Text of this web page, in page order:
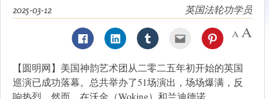
英国法轮功学员
2025-03-12
【圆明网】美国神韵艺术团从二零二五年初开始的英国
巡演已成功落幕。总共举办了51场演出，场场爆满，反